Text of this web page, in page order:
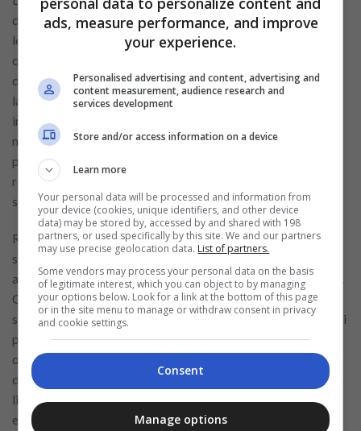
delà du bureau de caisse. Vous interagirez directement avec
les membres de Costco, offrant de l’aide, résolvant des
questions et garantissant une expérience d’achat sans accroc
de bout en bout. Le candidat idéal apportera de l’énergie, de
la précision et une approche aimable à chaque interaction,
incarnant les normes élevées de service auxquelles les
membres de Costco sont habitués. Avec votre aide, nous
pouvons continuer à offrir une
renforçant notre engagement envers la qualité, la valeur et le
service.
Rejoindre l’équipe de Costco en tant qu’opérateur de caisse
signifie plus qu’un simple emploi ; c’est une chance de grandir
avec une entreprise qui valorise profondément ses employés.
Costco est réputé pour ses excellents avantages sociaux, ses
salaires compétitifs et un environnement de travail positif qui
promeut lapromotioninterne, offrant de nombreuses
opportunités de développement professionnel et
d’avancement de carrière. Nous sommes fiers de favoriser un
lieu de travail diversifié et inclusif, où chaque employé est
encouragé à partager ses perspectives et compétences
ads, measure performance, and improve
your experience.
Personalised advertising and content, advertising and
content measurement, audience research and
services development
Store and/or access information on a device
Learn more
Your personal data will be processed and information from
your device (cookies, unique identifiers, and other device
data) may be stored by, accessed by and shared with 198
partners, or used specifically by this site. We and our partners
may use precise geolocation data. List of partners.
Some vendors may process your personal data on the basis
of legitimate interest, which you can object to by managing
your options below. Look for a link at the bottom of this page
or in the site menu to manage or withdraw consent in privacy
and cookie settings.
Consent
Manage options